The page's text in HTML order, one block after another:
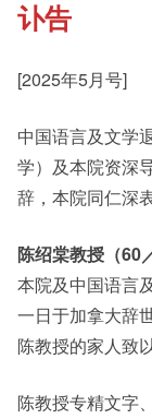
《新亚书院概
新亚影集
影片库
Student
Alumni
讣告
[2025年5月号]
中国语言及文学
学）及本院资深
辞，本院同仁深
陈绍棠教授（60
本院及中国语言
一日于加拿大辞
陈教授的家人致
陈教授专精文字